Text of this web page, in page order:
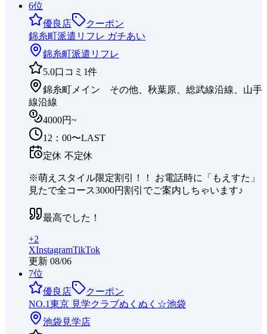
6位
優良店
クーポン
錦糸町派遣リフレ ガチあい
錦糸町派遣リフレ
5.0口コミ 1件
錦糸町メイン その他、秋葉原、総武線沿線、山手
線沿線
4000円~
12：00〜LAST
定休 不定休
※萌えスタイル限定割引！！ お電話時に「もえすた」
見たで全コース3000円割引でご案内しちゃいます♪
最高でした！
+2
XInstagramTikTok
更新 08/06
7位
優良店
クーポン
NO.1東京 見学クラブぬくぬく☆池袋
池袋 見学店